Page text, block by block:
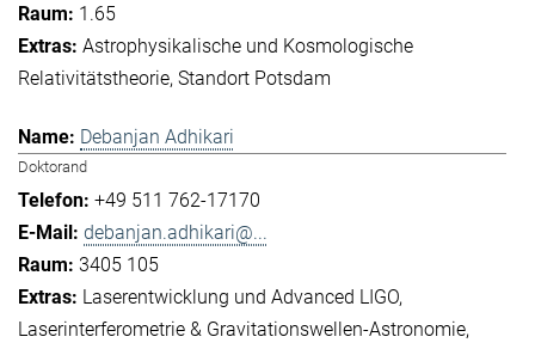
1.65
Astrophysikalische und Kosmologische
Relativitätstheorie Standort Potsdam
Debanjan Adhikari
Doktorand
+49 511 762-17170
debanjan.adhikari@...
3405 105
Laserentwicklung und Advanced LIGO
Laserinterferometrie & Gravitationswellen-Astronomie